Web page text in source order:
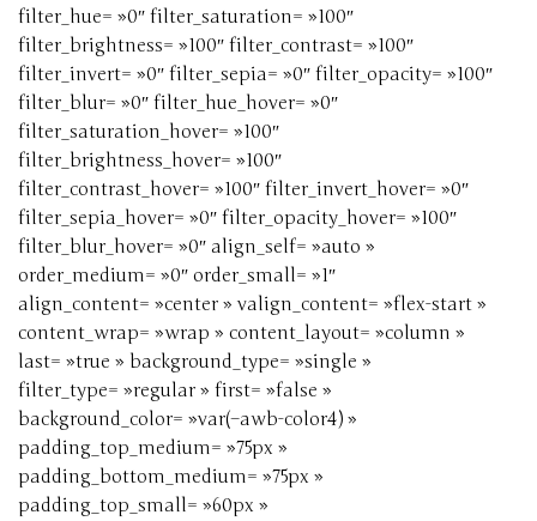
filter_hue= »0″ filter_saturation= »100″
filter_brightness= »100″ filter_contrast= »100″
filter_invert= »0″ filter_sepia= »0″ filter_opacity= »100″
filter_blur= »0″ filter_hue_hover= »0″
filter_saturation_hover= »100″
filter_brightness_hover= »100″
filter_contrast_hover= »100″ filter_invert_hover= »0″
filter_sepia_hover= »0″ filter_opacity_hover= »100″
filter_blur_hover= »0″ align_self= »auto »
order_medium= »0″ order_small= »1″
align_content= »center » valign_content= »flex-start »
content_wrap= »wrap » content_layout= »column »
last= »true » background_type= »single »
filter_type= »regular » first= »false »
background_color= »var(–awb-color4) »
padding_top_medium= »75px »
padding_bottom_medium= »75px »
padding_top_small= »60px »